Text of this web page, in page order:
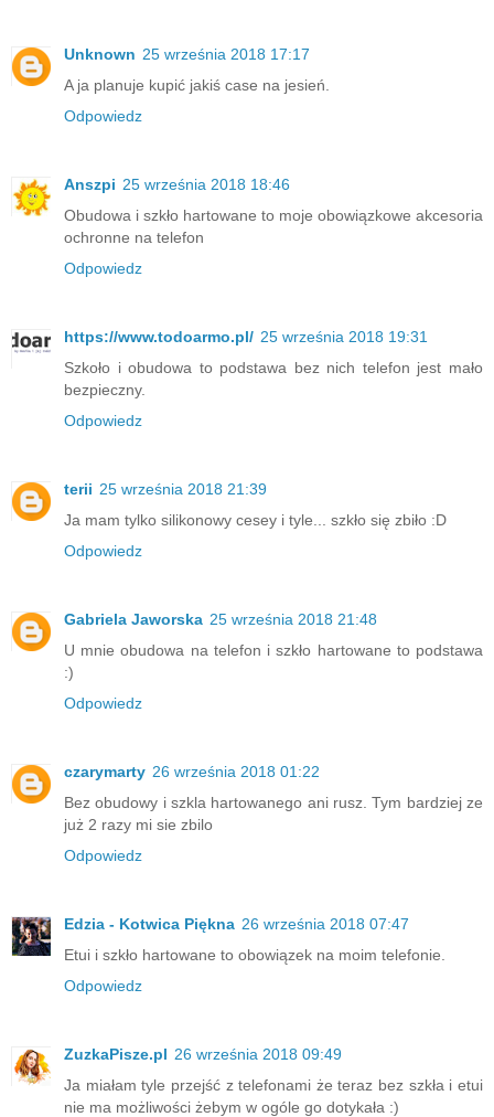
Unknown 25 września 2018 17:17
A ja planuje kupić jakiś case na jesień.
Odpowiedz
Anszpi 25 września 2018 18:46
Obudowa i szkło hartowane to moje obowiązkowe akcesoria
ochronne na telefon
Odpowiedz
https://www.todoarmo.pl/ 25 września 2018 19:31
Szkoło i obudowa to podstawa bez nich telefon jest mało
bezpieczny.
Odpowiedz
terii 25 września 2018 21:39
Ja mam tylko silikonowy cesey i tyle... szkło się zbiło :D
Odpowiedz
Gabriela Jaworska 25 września 2018 21:48
U mnie obudowa na telefon i szkło hartowane to podstawa
:)
Odpowiedz
czarymarty 26 września 2018 01:22
Bez obudowy i szkla hartowanego ani rusz. Tym bardziej ze
już 2 razy mi sie zbilo
Odpowiedz
Edzia - Kotwica Piękna 26 września 2018 07:47
Etui i szkło hartowane to obowiązek na moim telefonie.
Odpowiedz
ZuzkaPisze.pl 26 września 2018 09:49
Ja miałam tyle przejść z telefonami że teraz bez szkła i etui
nie ma możliwości żebym w ogóle go dotykała :)